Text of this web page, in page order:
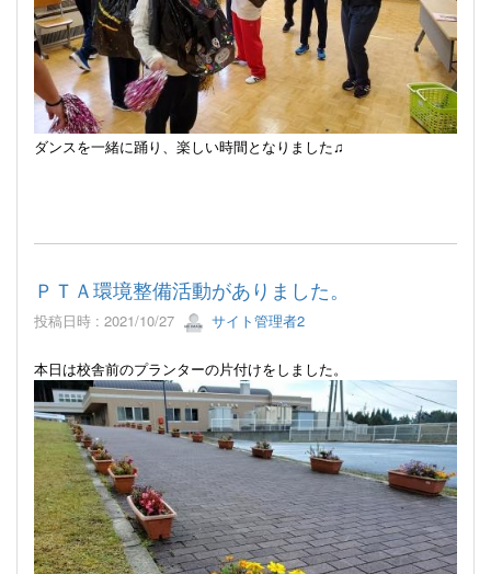
ダンスを一緒に踊り、楽しい時間となりました♫
ＰＴＡ環境整備活動がありました。
投稿日時 : 2021/10/27 サイト管理者2
本日は校舎前のプランターの片付けをしました。